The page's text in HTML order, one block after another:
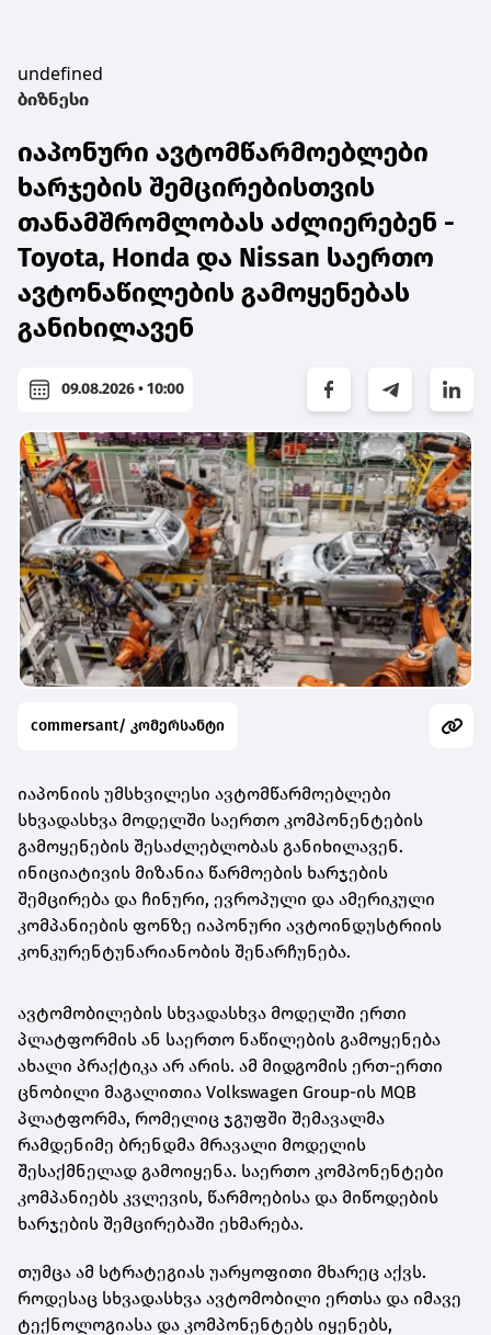
undefined
ბიზნესი
იაპონური ავტომწარმოებლები
ხარჯების შემცირებისთვის
თანამშრომლობას აძლიერებენ -
Toyota, Honda და Nissan საერთო
ავტონაწილების გამოყენებას
განიხილავენ
09.08.2026 • 10:00
commersant/ კომერსანტი
იაპონიის უმსხვილესი ავტომწარმოებლები
სხვადასხვა მოდელში საერთო კომპონენტების
გამოყენების შესაძლებლობას განიხილავენ.
ინიციატივის მიზანია წარმოების ხარჯების
შემცირება და ჩინური, ევროპული და ამერიკული
კომპანიების ფონზე იაპონური ავტოინდუსტრიის
კონკურენტუნარიანობის შენარჩუნება.
ავტომობილების სხვადასხვა მოდელში ერთი
პლატფორმის ან საერთო ნაწილების გამოყენება
ახალი პრაქტიკა არ არის. ამ მიდგომის ერთ-ერთი
ცნობილი მაგალითია Volkswagen Group-ის MQB
პლატფორმა, რომელიც ჯგუფში შემავალმა
რამდენიმე ბრენდმა მრავალი მოდელის
შესაქმნელად გამოიყენა. საერთო კომპონენტები
კომპანიებს კვლევის, წარმოებისა და მიწოდების
ხარჯების შემცირებაში ეხმარება.
თუმცა ამ სტრატეგიას უარყოფითი მხარეც აქვს.
როდესაც სხვადასხვა ავტომობილი ერთსა და იმავე
ტექნოლოგიასა და კომპონენტებს იყენებს,